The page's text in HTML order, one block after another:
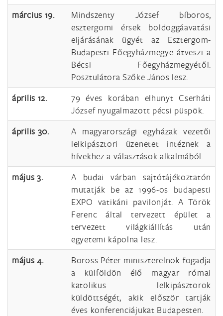
március 19.
Mindszenty József bíboros,
esztergomi érsek boldoggáavatási
eljárásának ügyét az Esztergom-
Budapesti Főegyházmegye átveszi a
Bécsi Főegyházmegyétől.
Posztulátora Szőke János lesz.
április 12.
79 éves korában elhunyt Cserháti
József nyugalmazott pécsi püspök.
április 30.
A magyarországi egyházak vezetői
lelkipásztori üzenetet intéznek a
hívekhez a választások alkalmából.
május 3.
A budai várban sajtótájékoztatón
mutatják be az 1996-os budapesti
EXPO vatikáni pavilonját. A Török
Ferenc által tervezett épület a
tervezett világkiállítás után
egyetemi kápolna lesz.
május 4.
Boross Péter miniszterelnök fogadja
a külföldön élő magyar római
katolikus lelkipásztorok
küldöttségét, akik először tartják
éves konferenciájukat Budapesten.